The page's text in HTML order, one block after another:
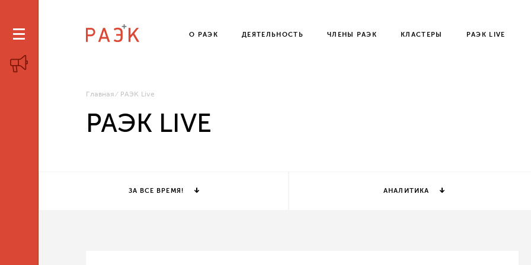
О РАЭК ДЕЯТЕЛЬНОСТЬ ЧЛЕНЫ РАЭК КЛАСТЕРЫ РАЭК LIVE
Главная РАЭК Live
РАЭК LIVE
ЗА ВСЕ ВРЕМЯ! АНАЛИТИКА